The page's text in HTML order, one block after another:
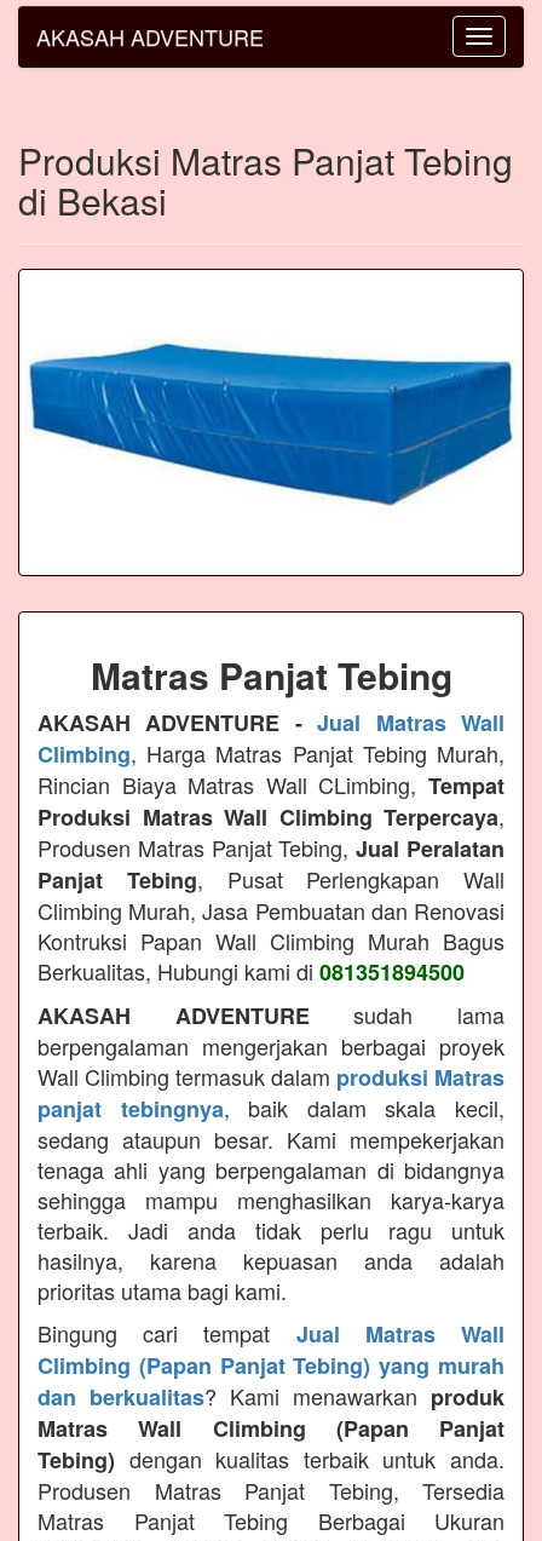
Toggle
AKASAH ADVENTURE
Produksi Matras Panjat Tebing
di Bekasi
Matras Panjat Tebing
AKASAH ADVENTURE -Jual Matras Wall
Climbing, Harga Matras Panjat Tebing Murah,
Rincian Biaya Matras Wall CLimbing, Tempat
Produksi Matras Wall Climbing Terpercaya,
Produsen Matras Panjat Tebing,Jual Peralatan
Panjat Tebing, Pusat Perlengkapan Wall
Climbing Murah, Jasa Pembuatan dan Renovasi
Kontruksi Papan Wall Climbing Murah Bagus
Berkualitas, Hubungi kami di 081351894500
AKASAH ADVENTUREsudah lama
berpengalaman mengerjakan berbagai proyek
Wall Climbing termasuk dalam produksi Matras
panjat tebingnya, baik dalam skala kecil,
sedang ataupun besar. Kami mempekerjakan
tenaga ahli yang berpengalaman di bidangnya
sehingga mampu menghasilkan karya-karya
terbaik. Jadi anda tidak perlu ragu untuk
hasilnya, karena kepuasan anda adalah
prioritas utama bagi kami.
Bingung cari tempat Jual Matras Wall
Climbing (Papan Panjat Tebing) yang murah
dan berkualitas? Kami menawarkan produk
Matras Wall Climbing (Papan Panjat
Tebing) dengan kualitas terbaik untuk anda.
Produsen Matras Panjat Tebing, Tersedia
Matras Panjat Tebing Berbagai Ukuran